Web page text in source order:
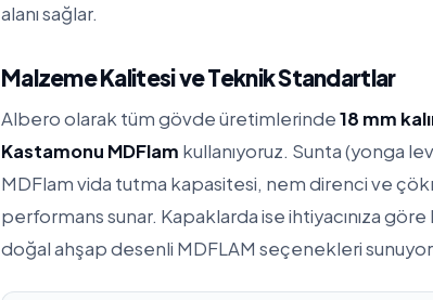
alanı sağlar.
Malzeme Kalitesi ve Teknik Standartlar
Albero olarak tüm gövde üretimlerinde18 mm
Kastamonu MDFlam kullanıyoruz. Sunta (yonga
MDFlam vida tutma kapasitesi, nem direnci ve
performans sunar. Kapaklarda ise ihtiyacınıza
doğal ahşap desenli MDFLAM seçenekleri